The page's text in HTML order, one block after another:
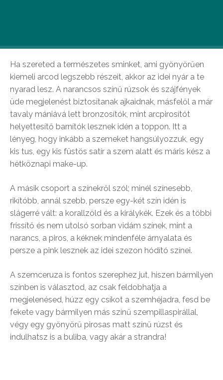
Ha szereted a természetes sminket, ami gyönyörűen
kiemeli arcod legszebb részeit, akkor az idei nyár a te
nyarad lesz. A narancsos színű rúzsok és szájfények
üde megjelenést biztosítanak ajkaidnak, másfelől a már
tavaly mániává lett bronzosítók, mint arcpirosítót
helyettesítő barnítók lesznek idén a toppon. Itt a
lényeg, hogy inkább a szemeket hangsúlyozzuk, egy
kis tus, egy kis füstös satír a szem alatt és máris kész a
hétköznapi make-up.
A másik csoport a színekről szól; minél színesebb,
rikítóbb, annál szebb, persze egy-két szín idén is
slágerré vált: a korallzöld és a királykék. Ezek és a többi
frissítő és nem utolsó sorban vidám színek, mint a
narancs, a piros, a kéknek mindenféle árnyalata és
persze a pink lesznek az idei szezon hódító színei.
A szemceruza is fontos szerephez jut, hiszen bármilyen
színben is választod, az csak feldobhatja a
megjelenésed, húzz egy csíkot a szemhéjadra, fesd be
fekete vagy bármilyen más színű szempillaspirállal,
végy egy gyönyörű pirosas matt színű rúzst és
indulhatsz is a buliba, vagy akár a strandra!